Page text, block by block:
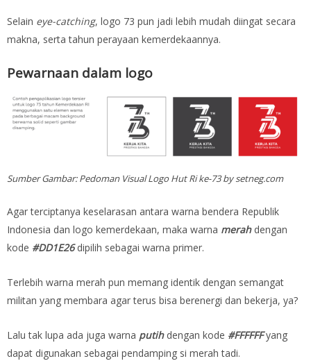
Selain eye-catching, logo 73 pun jadi lebih mudah diingat secara
makna, serta tahun perayaan kemerdekaannya.
Pewarnaan dalam logo
Sumber Gambar: Pedoman Visual Logo Hut Ri ke-73 by setneg.com
Agar terciptanya keselarasan antara warna bendera Republik
Indonesia dan logo kemerdekaan, maka warna merahdengan
kode #DD1E26dipilih sebagai warna primer.
Terlebih warna merah pun memang identik dengan semangat
militan yang membara agar terus bisa berenergi dan bekerja, ya?
Lalu tak lupa ada juga warna putihdengan kode #FFFFFFyang
dapat digunakan sebagai pendamping si merah tadi.